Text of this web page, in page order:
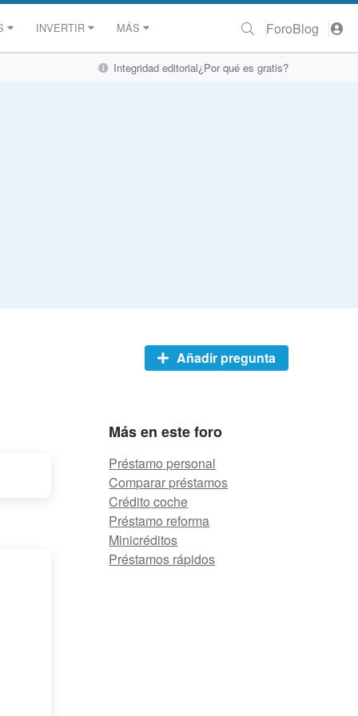
INVERTIR MÁS ForoBlog
Integridad editorial¿Por qué es gratis?
Añadir pregunta
Más en este foro
Préstamo personal
Comparar préstamos
Crédito coche
Préstamo reforma
Minicréditos
Préstamos rápidos